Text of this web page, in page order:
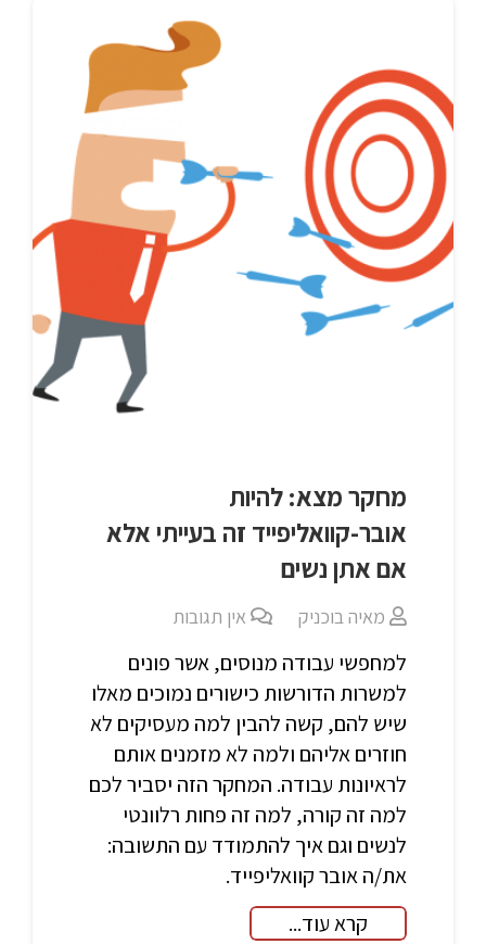
מחקר מצא: להיות
אובר-קוואליפייד זה בעייתי אלא
אם אתן נשים
מאיה בוכניק אין תגובות
למחפשי עבודה מנוסים, אשר פונים
למשרות הדורשות כישורים נמוכים מאלו
שיש להם, קשה להבין למה מעסיקים לא
חוזרים אליהם ולמה לא מזמנים אותם
לראיונות עבודה. המחקר הזה יסביר לכם
למה זה קורה, למה זה פחות רלוונטי
לנשים וגם איך להתמודד עם התשובה:
את/ה אובר קוואליפייד.
קרא עוד...